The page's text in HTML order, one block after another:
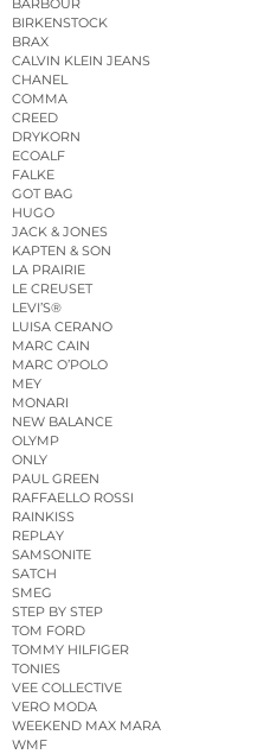
BIRKENSTOCK
BRAX
CALVIN KLEIN JEANS
CHANEL
COMMA
CREED
DRYKORN
ECOALF
FALKE
GOT BAG
HUGO
JACK & JONES
KAPTEN & SON
LA PRAIRIE
LE CREUSET
LEVI’S®
LUISA CERANO
MARC CAIN
MARC O’POLO
MEY
MONARI
NEW BALANCE
OLYMP
ONLY
PAUL GREEN
RAFFAELLO ROSSI
RAINKISS
REPLAY
SAMSONITE
SATCH
SMEG
STEP BY STEP
TOM FORD
TOMMY HILFIGER
TONIES
VEE COLLECTIVE
VERO MODA
WEEKEND MAX MARA
WMF